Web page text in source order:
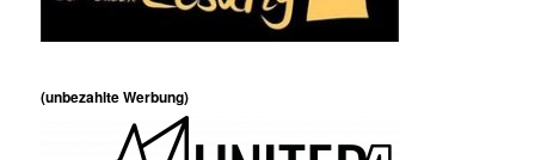
(unbezahlte Werbung)